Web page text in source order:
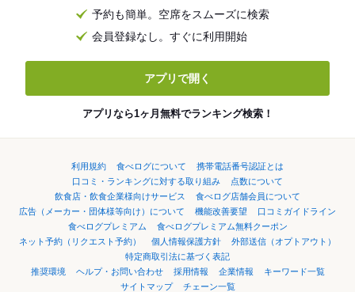
予約も簡単。空席をスムーズに検索
会員登録なし。すぐに利用開始
アプリで開く
アプリなら1ヶ月無料でランキング検索！
利用規約 食べログについて
携帯電話番号認証とは
口コミ・ランキングに対する取り組み
点数について
飲食店・飲食企業様向けサービス
食べログ店舗会員について
広告（メーカー・団体様等向け）について
機能改善要望
口コミガイドライン
食べログプレミアム
食べログプレミアム無料クーポン
ネット予約（リクエスト予約）
個人情報保護方針
外部送信（オプトアウト）
特定商取引法に基づく表記
推奨環境
ヘルプ・お問い合わせ 採用情報 企業情報
キーワード一覧
サイトマップ
チェーン一覧